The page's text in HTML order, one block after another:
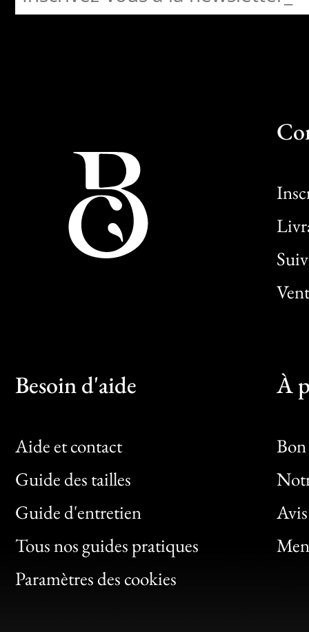
Besoin d'aide
Aide et contact
Guide des tailles
Guide d'entretien
Tous nos guides pratiques
Paramètres des cookies
À
Bon
Clic